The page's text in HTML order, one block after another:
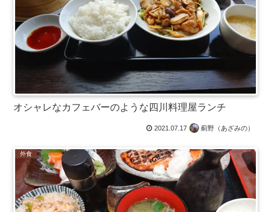
オシャレなカフェバーのような四川料理屋ランチ
2021.07.17 薊野（あざみの）
外食